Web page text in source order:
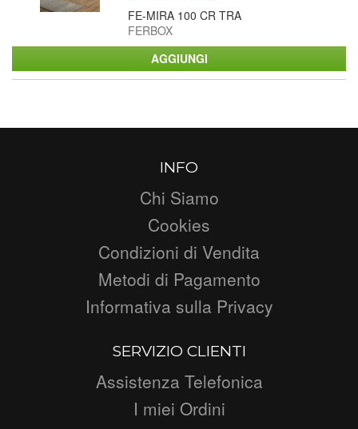
FE-MIRA 100 CR TRA
FERBOX
INFO
Chi Siamo
Cookies
Condizioni di Vendita
Metodi di Pagamento
Informativa sulla Privacy
SERVIZIO CLIENTI
Assistenza Telefonica
I miei Ordini